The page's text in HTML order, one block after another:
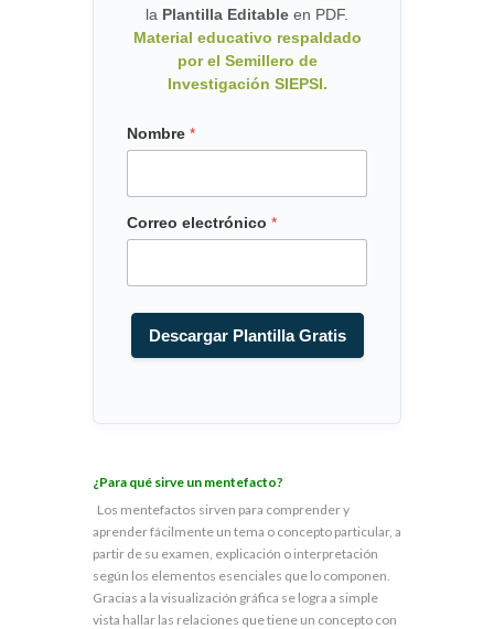
la Plantilla Editable en PDF.
Material educativo respaldado
por el Semillero de
Investigación SIEPSI.
C
o
r
e
o
r
o
e
r
ó
n
i
c
o
Nombre *
Correo electrónico *
Descargar Plantilla Gratis
¿Para qué sirve un mentefacto?
Los mentefactos sirven para comprender y
aprender fácilmente un tema o concepto particular, a
partir de su examen, explicación o interpretación
según los elementos esenciales que lo componen.
Gracias a la visualización gráfica se logra a simple
vista hallar las relaciones que tiene un concepto con